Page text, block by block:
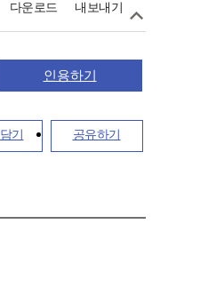
다운로드 내보내기
인용하기
기 공유하기